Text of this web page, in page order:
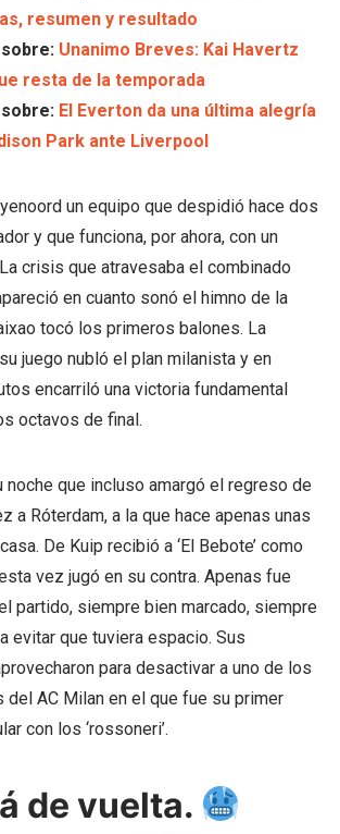
resumen y resultado
Unanimo Breves: Kai Havertz
resta de la temporada
El Everton da una última alegría
Park ante Liverpool
un equipo que despidió hace dos
y que funciona, por ahora, con un
crisis que atravesaba el combinado
en cuanto sonó el himno de la
tocó los primeros balones. La
juego nubló el plan milanista y en
encarriló una victoria fundamental
octavos de final.
noche que incluso amargó el regreso de
a Róterdam, a la que hace apenas unas
De Kuip recibió a ‘El Bebote’ como
vez jugó en su contra. Apenas fue
partido, siempre bien marcado, siempre
evitar que tuviera espacio. Sus
para desactivar a uno de los
del AC Milan en el que fue su primer
con los ‘rossoneri’.
de vuelta.